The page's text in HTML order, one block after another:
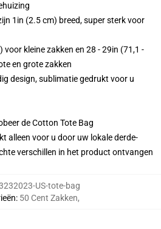
1in (2.5 cm) breed, super sterk voor
kleine zakken en 28 - 29in (71,1 -
en grote zakken
design, sublimatie gedrukt voor u
de Cotton Tote Bag
alleen voor u door uw lokale derde-
verschillen in het product ontvangen
US-tote-bag
: 50 Cent Zakken,